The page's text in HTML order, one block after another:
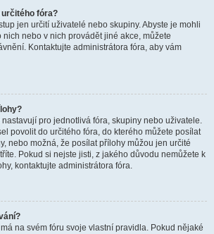
určitého fóra?
jen určití uživatelé nebo skupiny. Abyste je mohli
nich nebo v nich provádět jiné akce, můžete
Kontaktujte administrátora fóra, aby vám
pro jednotlivá fóra, skupiny nebo uživatele.
povolit do určitého fóra, do kterého můžete posílat
nebo možná, že posílat přílohy můžou jen určité
Pokud si nejste jisti, z jakého důvodu nemůžete k
kontaktujte administrátora fóra.
na svém fóru svoje vlastní pravidla. Pokud nějaké